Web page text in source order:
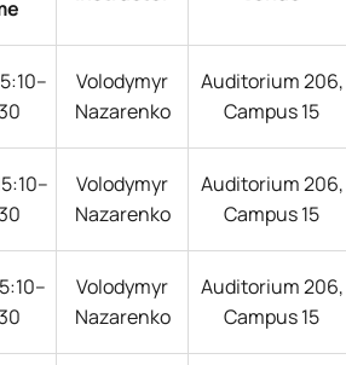
Volodymyr
Nazarenko
Auditorium 206,
Campus 15
Volodymyr
Nazarenko
Auditorium 206,
Campus 15
Volodymyr
Nazarenko
Auditorium 206,
Campus 15